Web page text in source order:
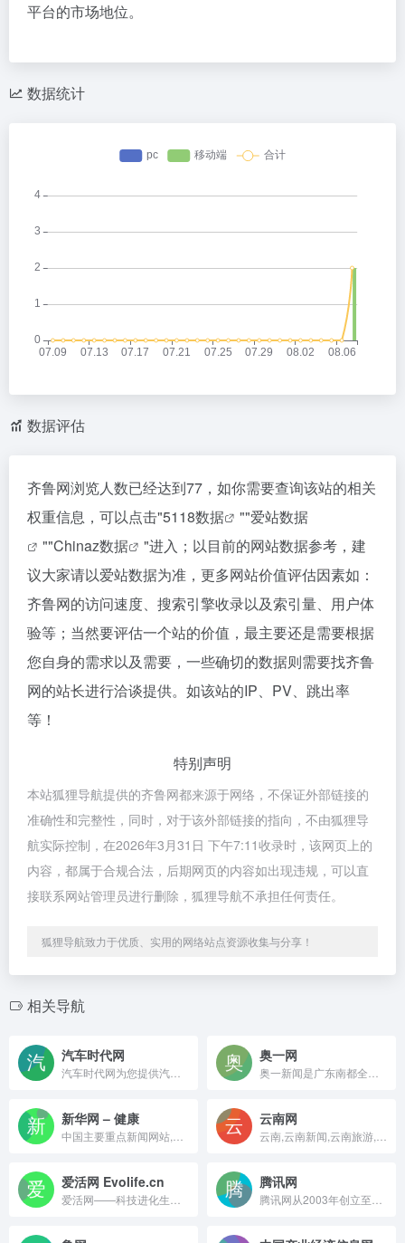
平台的市场地位。
数据统计
数据评估
齐鲁网浏览人数已经达到77，如你需要查询该站的相关
权重信息，可以点击"5118数据 ""爱站数据
""Chinaz数据
"进入；以目前的网站数据参考，建
议大家请以爱站数据为准，更多网站价值评估因素如：
齐鲁网的访问速度、搜索引擎收录以及索引量、用户体
验等；当然要评估一个站的价值，最主要还是需要根据
您自身的需求以及需要，一些确切的数据则需要找齐鲁
网的站长进行洽谈提供。如该站的IP、PV、跳出率
等！
特别声明
本站狐狸导航提供的齐鲁网都来源于网络，不保证外部链接的
准确性和完整性，同时，对于该外部链接的指向，不由狐狸导
航实际控制，在2026年3月31日 下午7:11收录时，该网页上的
内容，都属于合规合法，后期网页的内容如出现违规，可以直
接联系网站管理员进行删除，狐狸导航不承担任何责任。
狐狸导航致力于优质、实用的网络站点资源收集与分享！
相关导航
汽车时代网 奥一网
新华网 – 健康 云南网
爱活网 Evolife.cn 腾讯网